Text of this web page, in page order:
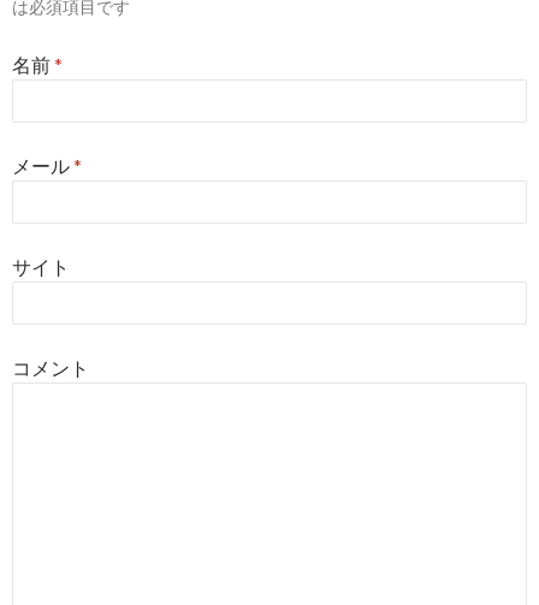
は必須項目です
名前*
メール*
サイト
コメント